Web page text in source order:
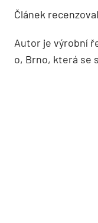
Článek
Autor je výrobní
o, Brno, která se